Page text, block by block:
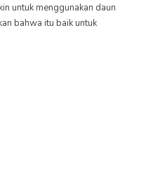
untuk menggunakan daun
bahwa itu baik untuk